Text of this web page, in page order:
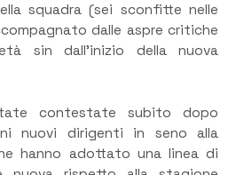
squadra (sei sconfitte nelle
dalle aspre critiche
sin dall’inizio della nuova
contestate subito dopo
nuovi dirigenti in seno alla
hanno adottato una linea di